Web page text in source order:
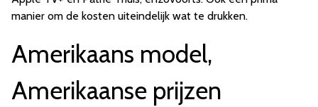
manier om de kosten uiteindelijk wat te drukken.
Amerikaans model,
Amerikaanse prijzen